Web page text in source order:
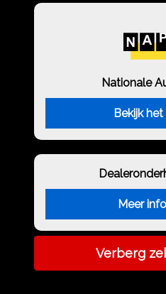
Nationale
Bekijk
Meer
Verberg